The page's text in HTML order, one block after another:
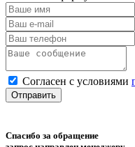
Согласен с условиями
Отправить
Спасибо за обращение